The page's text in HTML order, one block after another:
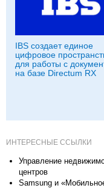
IBS создает единое
цифровое
для работы с
на базе Directum RX
ИНТЕРЕСНЫЕ ССЫЛКИ
Управление
центров
Samsung и